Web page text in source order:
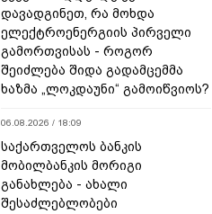
დავადგინეთ, რა მოხდა
ელექტროენერგიის პირველი
გამორთვისას - როგორ
შეიძლება შიდა გადამცემმა
ხაზმა „ლოკდაუნი“ გამოიწვიოს?
06.08.2026 / 18:09
საქართველოს ბანკის
მობილბანკის მორიგი
განახლება - ახალი
შესაძლებლობები